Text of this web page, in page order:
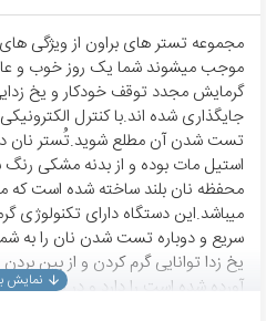
مجموعه تستر های براون از ویژگی های
موجب میشوند شما یک روز خوب و
گرمایش مجدد توقف خودکار و یخ
جایگذاری شده اند.با کنترل
استیل مات بوده و از بدنه مشکی
محفظه نان بلند ساخته شده است که
میباشد.این دستگاه دارای تکنولوژی
سریع و دوباره تست شدن نان را به
یخ زدا توانایی گرم کردن و از بین
آورده شده است را دارد و در نهایت